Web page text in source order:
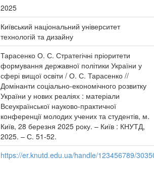
2025
Київський національний університет
технологій та дизайну
Тарасенко О. С. Стратегічні пріоритети
формування державної політики України у
сфері вищої освіти / О. С. Тарасенко //
Домінанти соціально-економічного розвитку
України у нових реаліях : матеріали
Всеукраїнської науково-практичної
конференції молодих учених та студентів, м.
Київ, 28 березня 2025 року. – Київ : КНУТД,
2025. – С. 51-52.
https://er.knutd.edu.ua/handle/123456789/